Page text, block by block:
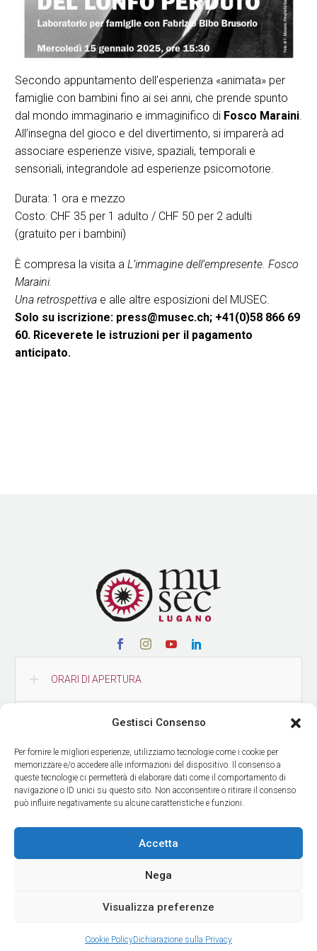
Gestisci Consenso
Per fornire le migliori esperienze, utilizziamo tecnologie come i cookie per
memorizzare e/o accedere alle informazioni del dispositivo. Il consenso a
queste tecnologie ci permetterà di elaborare dati come il comportamento di
navigazione o ID unici su questo sito. Non acconsentire o ritirare il consenso
può influire negativamente su alcune caratteristiche e funzioni.
Accetta
Nega
Visualizza preferenze
Cookie PolicyDichiarazione sulla Privacy
Secondo appuntamento dell’esperienza «animata» per
famiglie con bambini fino ai sei anni, che prende spunto
dal mondo immaginario e immaginifico di Fosco Maraini
All’insegna del gioco e del divertimento, si imparerà ad
associare esperienze visive, spaziali, temporali e
sensoriali, integrandole ad esperienze psicomotorie.
Durata: 1 ora e mezzo
Costo: CHF 35 per 1 adulto / CHF 50 per 2 adulti
(gratuito per i bambini)
È compresa la visita a L’immagine dell’empresente. Fosco
Maraini.
Una retrospettiva e alle altre esposizioni del MUSEC.
Solo su iscrizione: press@musec.ch; +41(0)58 866 69
60. Riceverete le istruzioni per il pagamento
anticipato.
ORARI DI APERTURA
COME RAGGIUNGERCI